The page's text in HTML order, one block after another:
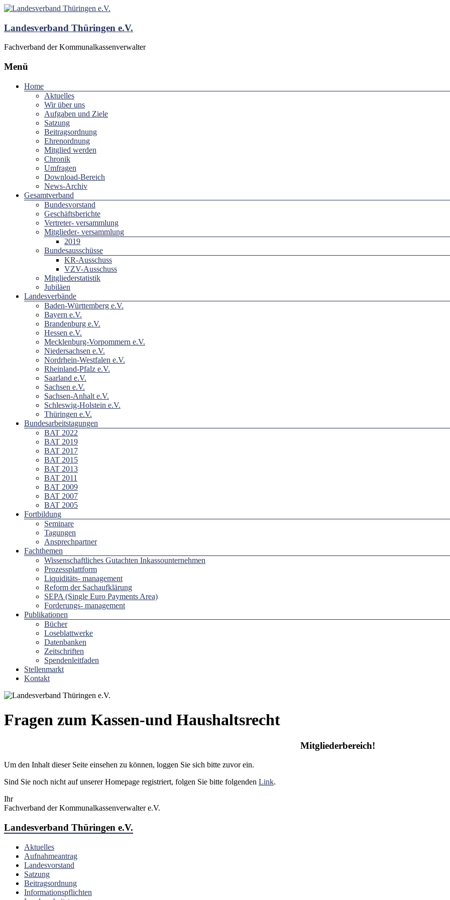
Landesverband Thüringen e.V.
Fachverband der Kommunalkassenverwalter
Menü
Home
Aktuelles
Wir über uns
Aufgaben und Ziele
Satzung
Beitragsordnung
Ehrenordnung
Mitglied werden
Chronik
Umfragen
Download-Bereich
News-Archiv
Gesamtverband
Bundesvorstand
Geschäftsberichte
Vertreter- versammlung
Mitglieder- versammlung
2019
Bundesausschüsse
KR-Ausschuss
VZV-Ausschuss
Mitgliederstatistik
Jubiläen
Landesverbände
Baden-Württemberg e.V.
Bayern e.V.
Brandenburg e.V.
Hessen e.V.
Mecklenburg-Vorpommern e.V.
Niedersachsen e.V.
Nordrhein-Westfalen e.V.
Rheinland-Pfalz e.V.
Saarland e.V.
Sachsen e.V.
Sachsen-Anhalt e.V.
Schleswig-Holstein e.V.
Thüringen e.V.
Bundesarbeitstagungen
BAT 2022
BAT 2019
BAT 2017
BAT 2015
BAT 2013
BAT 2011
BAT 2009
BAT 2007
BAT 2005
Fortbildung
Seminare
Tagungen
Ansprechpartner
Fachthemen
Wissenschaftliches Gutachten Inkassounternehmen
Prozessplattform
Liquiditäts- management
Reform der Sachaufklärung
SEPA (Single Euro Payments Area)
Forderungs- management
Publikationen
Bücher
Loseblattwerke
Datenbanken
Zeitschriften
Spendenleitfaden
Stellenmarkt
Kontakt
Fragen zum Kassen-und Haushaltsrecht
Mitgliederbereich!
Um den Inhalt dieser Seite einsehen zu können, loggen Sie sich bitte zuvor ein.
Sind Sie noch nicht auf unserer Homepage registriert, folgen Sie bitte folgenden Link.
Ihr
Fachverband der Kommunalkassenverwalter e.V.
Landesverband Thüringen e.V.
Aktuelles
Aufnahmeantrag
Landesvorstand
Satzung
Beitragsordnung
Informationspflichten